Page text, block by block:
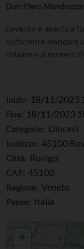
Don Piero
L’evento è aperto a
sufficiente mandare
chiamare al numero
Inizio: 18/11/2023
Fine: 18/11/2023
Categorie: Diocesi
Indirizzo: 45100
Città: Rovigo
CAP: 45100
Regione: Veneto
Paese: Italia
Diocesi di Adria-Rovigo
+